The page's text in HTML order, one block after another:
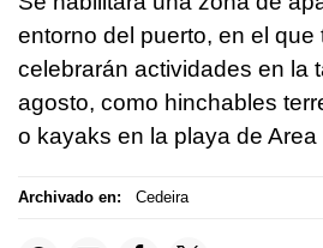
entorno del puerto, en el que
celebrarán actividades en la
agosto, como hinchables
o kayaks en la playa de Area
Archivado en: Cedeira